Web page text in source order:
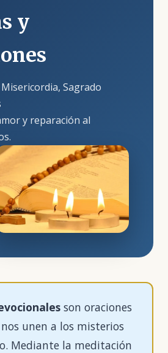
y
Sagrado
y reparación al
son oraciones
unen a los misterios
Mediante la meditación